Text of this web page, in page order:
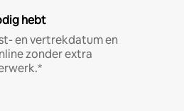
hebt
en vertrekdatum en
zonder extra